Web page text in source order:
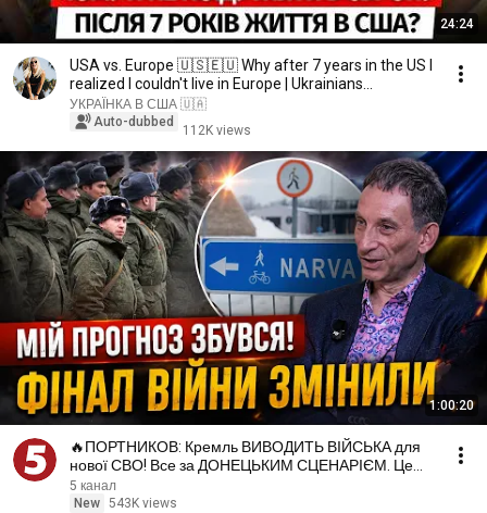
24:24
USA vs. Europe 🇺🇸🇪🇺 Why after 7 years in the US I
realized I couldn't live in Europe | Ukrainians...
УКРАЇНКА В США 🇺🇦
Auto-dubbed
112K views
1:00:20
🔥ПОРТНИКОВ: Кремль ВИВОДИТЬ ВІЙСЬКА для
нової СВО! Все за ДОНЕЦЬКИМ СЦЕНАРІЄМ. Це
шанс для УКРАЇНИ
5 канал
New 543K views